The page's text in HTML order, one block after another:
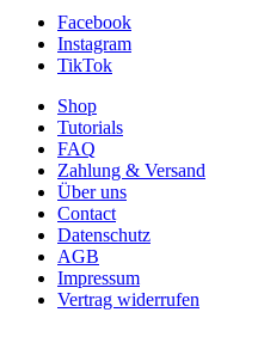
Facebook
Instagram
TikTok
Shop
Tutorials
FAQ
Zahlung & Versand
Über uns
Contact
Datenschutz
AGB
Impressum
Vertrag widerrufen